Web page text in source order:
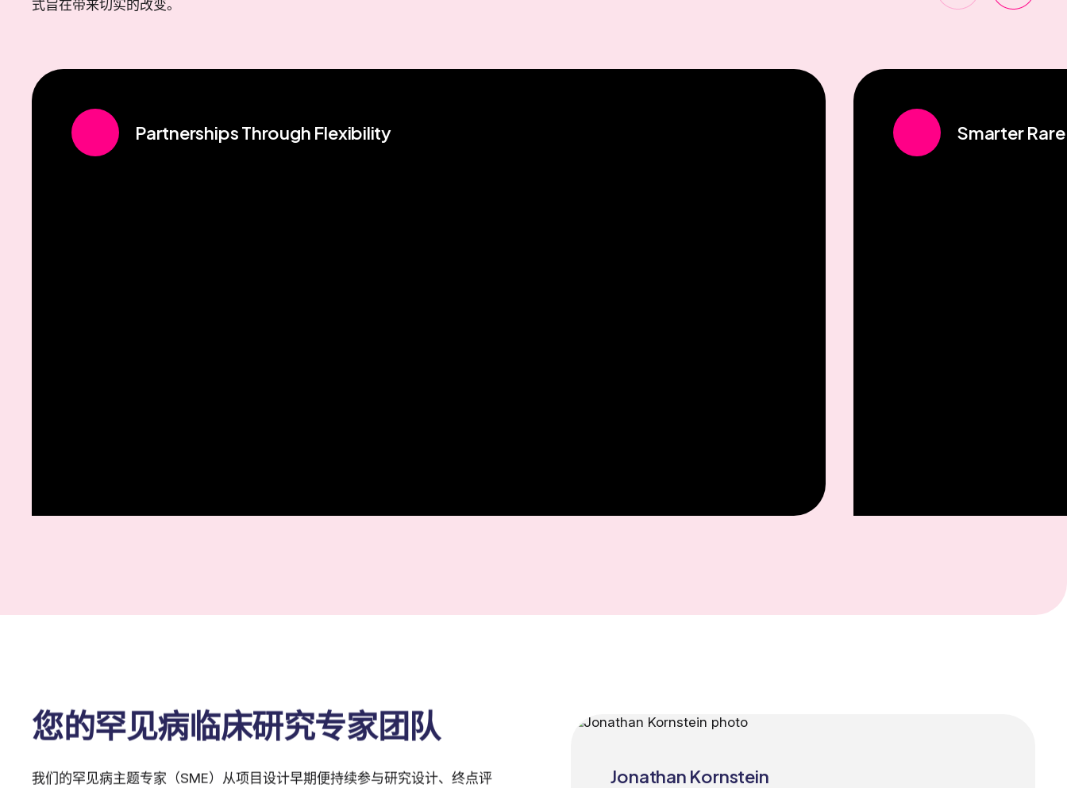
式旨在带来切实的改变。
Partnerships Through Flexibility Smarter
您的罕见病临床研究专家团队
我们的罕见病主题专家（SME）从项目设计早期便持续参与研究设计、终点评
Jonathan Kornstein